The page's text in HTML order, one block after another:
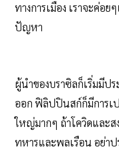
ทางการเมือง เราจะค่อ
ปัญหา
ผู้นำของบราซิลก็เริ่มมีป
ออก ฟิลิปปินสก์ก็มีการเ
ใหญ่มากๆ ถ้าโควิดและส
ทหารและพลเรือน อย่า